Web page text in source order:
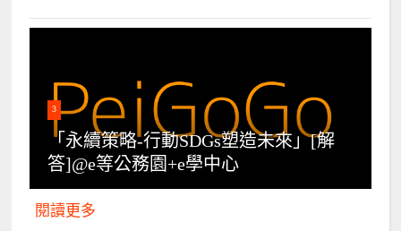
3
「永續策略-行動SDGs塑造未來」[解
答]@e等公務園+e學中心
閱讀更多